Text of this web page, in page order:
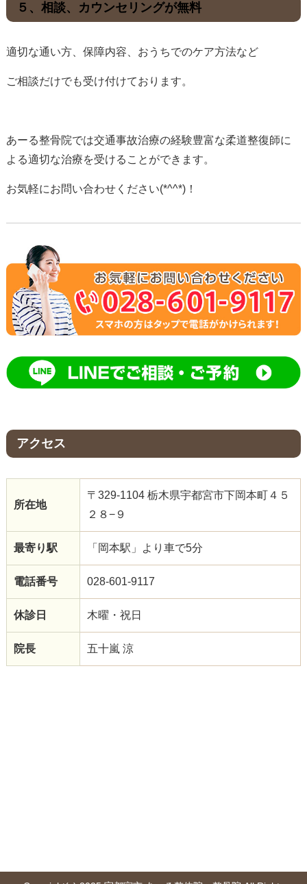
５、相談、カウンセリングが無料
適切な通い方、保障内容、おうちでのケア方法など
ご相談だけでも受け付けております。
あーる整骨院では交通事故治療の経験豊富な柔道整復師に
よる適切な治療を受けることができます。
お気軽にお問い合わせください(*^^*)！
アクセス
所在地
〒329-1104 栃木県宇都宮市下岡本町４５
２８−９
最寄り駅 「岡本駅」より車で5分
電話番号 028-601-9117
休診日 木曜・祝日
院長 五十嵐 涼